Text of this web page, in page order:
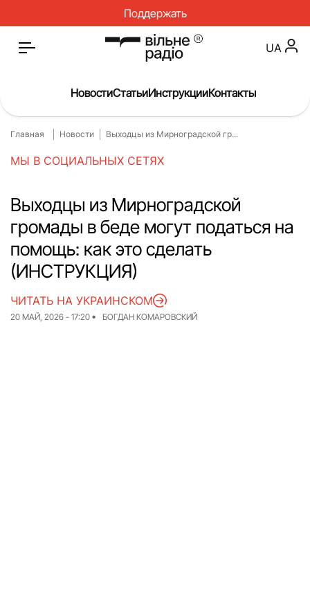
Поддержать
Главная
Новости
О нас
Инструкции
Спорт
Интервью
Досье
Репортаж
Блог
Спецпроекты
Архив проектов
UA
НовостиСтатьиИнструкцииКонтакты
Главная Новости Выходцы из Мирноградской гр...
МЫ В СОЦИАЛЬНЫХ СЕТЯХ
Выходцы из Мирноградской
громады в беде могут податься на
помощь: как это сделать
(ИНСТРУКЦИЯ)
20 МАЙ, 2026 - 17:20 БОГДАН КОМАРОВСКИЙ
ЧИТАТЬ НА УКРАИНСКОМ